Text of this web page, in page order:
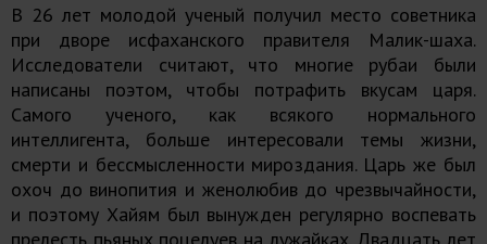
В 26 лет молодой ученый получил место советника
при дворе исфаханского правителя Малик-шаха.
Исследователи считают, что многие рубаи были
написаны поэтом, чтобы потрафить вкусам царя.
Самого ученого, как всякого нормального
интеллигента, больше интересовали темы жизни,
смерти и бессмысленности мироздания. Царь же был
охоч до винопития и женолюбив до чрезвычайности,
и поэтому Хайям был вынужден регулярно воспевать